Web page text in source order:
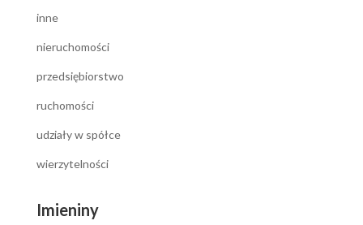
inne
nieruchomości
przedsiębiorstwo
ruchomości
udziały w spółce
wierzytelności
Imieniny